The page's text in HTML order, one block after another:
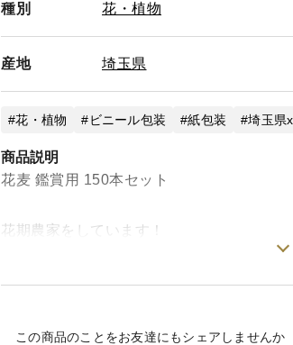
種別 花・植物
産地 埼玉県
花・植物 ビニール包装 紙包装 埼玉県
商品説明
花麦 鑑賞用 150本セット
花期農家をしています！
農園で採れた新鮮をお花をお届けします！
長さは様々ですが大体40cm程です。
この商品のことをお友達にもシェアしませんか